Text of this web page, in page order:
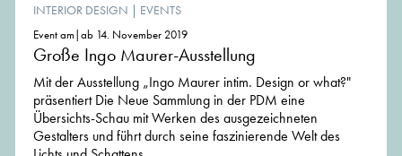
INTERIOR DESIGN | EVENTS
Event am|ab 14. November 2019
Große Ingo Maurer-Ausstellung
Mit der Ausstellung „Ingo Maurer intim. Design or what?"
präsentiert Die Neue Sammlung in der PDM eine
Übersichts-Schau mit Werken des ausgezeichneten
Gestalters und führt durch seine faszinierende Welt des